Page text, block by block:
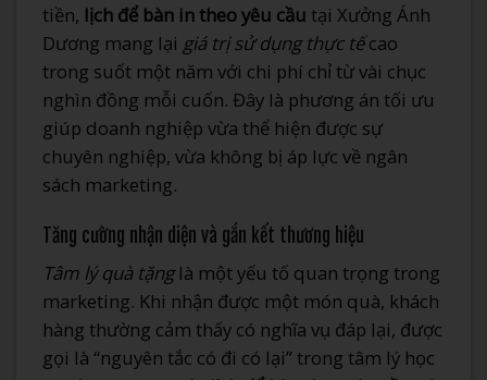
tiền, lịch để bàn in theo yêu cầu tại Xưởng Ánh
Dương mang lại giá trị sử dụng thực tếcao
trong suốt một năm với chi phí chỉ từ vài chục
nghìn đồng mỗi cuốn. Đây là phương án tối ưu
giúp doanh nghiệp vừa thể hiện được sự
chuyên nghiệp, vừa không bị áp lực về ngân
sách marketing.
Tăng cường nhận diện và gắn kết thương hiệu
Tâm lý quà tặnglà một yếu tố quan trọng trong
marketing. Khi nhận được một món quà, khách
hàng thường cảm thấy có nghĩa vụ đáp lại, được
gọi là “nguyên tắc có đi có lại” trong tâm lý học